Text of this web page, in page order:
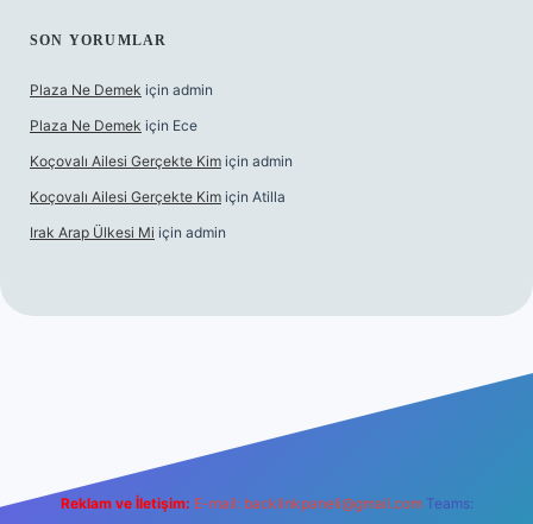
SON YORUMLAR
Plaza Ne Demek için admin
Plaza Ne Demek için Ece
Koçovalı Ailesi Gerçekte Kim için admin
Koçovalı Ailesi Gerçekte Kim için Atilla
Irak Arap Ülkesi Mi için admin
Reklam ve İletişim: E-mail: backlinkpaneli@gmail.com Teams: